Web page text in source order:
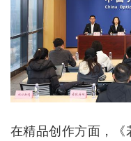
在精品创作方面，《